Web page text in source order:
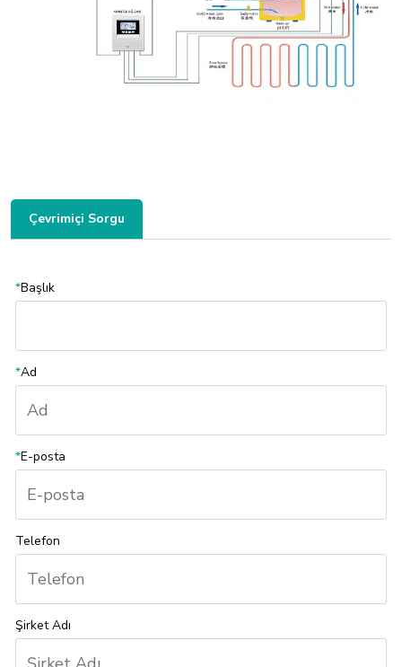
Çevrimiçi Sorgu
*Başlık
*Ad
*E-posta
Telefon
Şirket Adı